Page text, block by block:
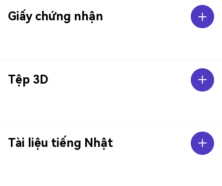
Giấy chứng nhận
Tệp 3D
Tài liệu tiếng Nhật